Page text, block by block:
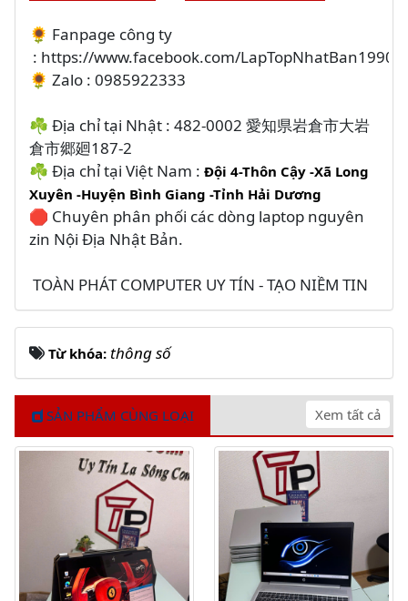
🌻 Fanpage công ty
: https://www.facebook.com/LapTopNhatBan1990
🌻 Zalo : 0985922333
☘️ Địa chỉ tại Nhật : 482-0002 愛知県岩倉市大岩
倉市郷廻187-2
☘️ Địa chỉ tại Việt Nam :Đội 4-Thôn Cậy -Xã Long
Xuyên -Huyện Bình Giang -Tỉnh Hải Dương
🛑 Chuyên phân phối các dòng laptop nguyên
zin Nội Địa Nhật Bản.
TOÀN PHÁT COMPUTER UY TÍN - TẠO NIỀM TIN
Từ khóa: thông số
SẢN PHẨM CÙNG LOẠI Xem tất cả